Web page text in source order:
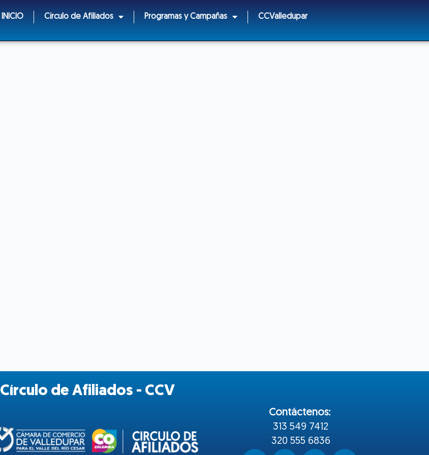
INICIO Círculo de Afiliados Programas y Campañas CCValledupar
Círculo de Afiliados - CCV
Contáctenos:
313 549 7412
320 555 6836